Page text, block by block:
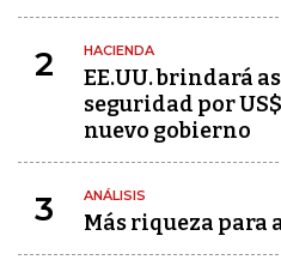
2 HACIENDA
EE.UU. brindará
seguridad por
nuevo gobierno
3 ANÁLISIS
Más riqueza para